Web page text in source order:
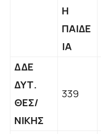
Η
ΠΑΙΔΕ
ΙΑ
ΔΔΕ
ΔΥΤ.
ΘΕΣ/
ΝΙΚΗΣ
339